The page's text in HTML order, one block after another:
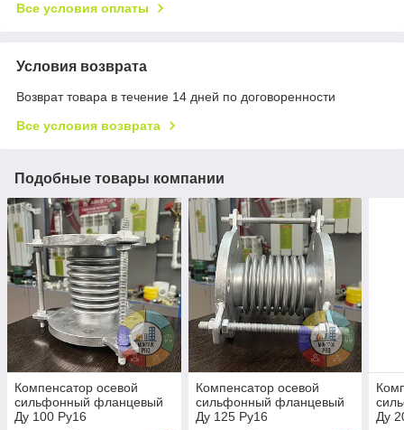
Все условия оплаты
Условия возврата
Возврат товара в течение 14 дней по договоренности
Все условия возврата
Подобные товары компании
Компенсатор осевой
сильфонный фланцевый
Ду 100 Ру16
Компенсатор осевой
сильфонный фланцевый
Ду 125 Ру16
Ду